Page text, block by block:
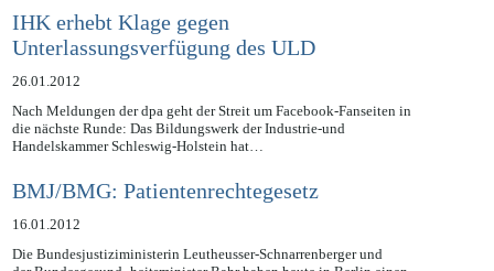
IHK erhebt Klage gegen
Unterlassungsverfügung des ULD
26.01.2012
Nach Meldungen der dpa geht der Streit um Facebook-Fanseiten in
die nächste Runde: Das Bildungswerk der Industrie-und
BMJ/BMG: Patientenrechtegesetz
16.01.2012